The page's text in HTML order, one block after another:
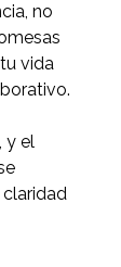
no
vida
y el